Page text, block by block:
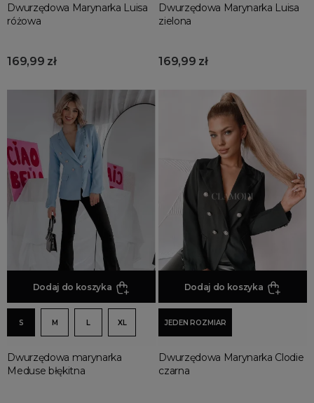
Dwurzędowa Marynarka Luisa
różowa
169,99 zł
Dwurzędowa Marynarka Luisa
zielona
169,99 zł
Dodaj do koszyka
S M L XL
Dwurzędowa marynarka
Meduse błękitna
Dodaj do koszyka
JEDEN ROZMIAR
Dwurzędowa Marynarka Clodie
czarna